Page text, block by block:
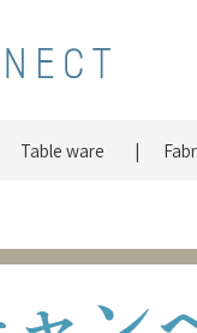
Table ware